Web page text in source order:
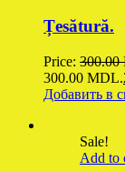
Țesătură.
Price: 300.00
300.00 MDL.
Добавить в
Sale!
Add to